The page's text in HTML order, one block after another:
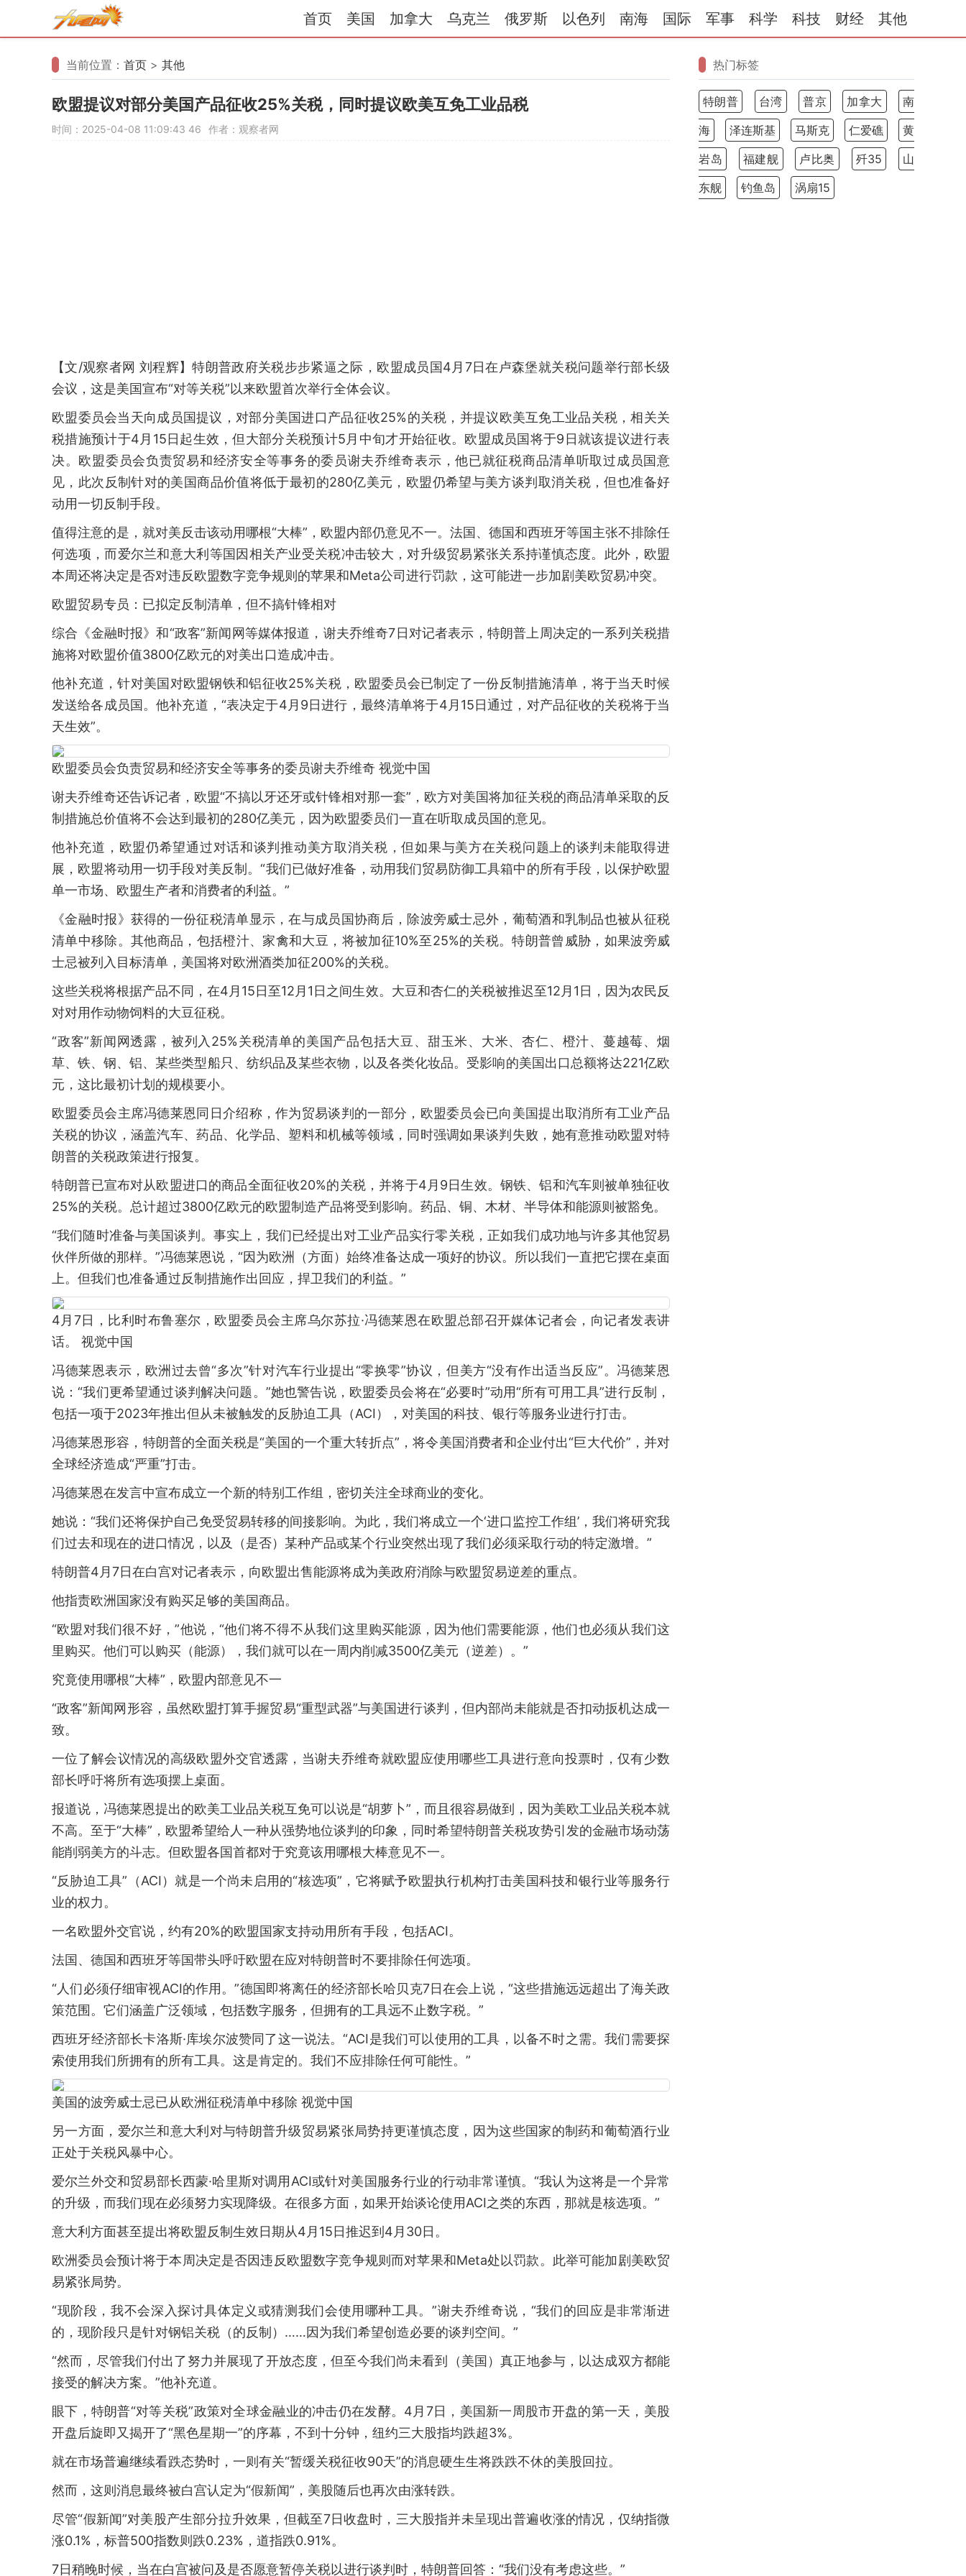
首页 美国 加拿大 乌克兰 俄罗斯 以色列 南海 国际 军事 科学 科技 财经 其他
当前位置： 首页 > 其他
欧盟提议对部分美国产品征收25%关税，同时提议欧美互免工业品税
时间：2025-04-08 11:09:43 46 作者：观察者网
【文/观察者网 刘程辉】特朗普政府关税步步紧逼之际，欧盟成员国4月7日在卢森堡就关税问题举行部长级
会议，这是美国宣布“对等关税”以来欧盟首次举行全体会议。
欧盟委员会当天向成员国提议，对部分美国进口产品征收25%的关税，并提议欧美互免工业品关税，相关关
税措施预计于4月15日起生效，但大部分关税预计5月中旬才开始征收。欧盟成员国将于9日就该提议进行表
决。欧盟委员会负责贸易和经济安全等事务的委员谢夫乔维奇表示，他已就征税商品清单听取过成员国意
见，此次反制针对的美国商品价值将低于最初的280亿美元，欧盟仍希望与美方谈判取消关税，但也准备好
动用一切反制手段。
值得注意的是，就对美反击该动用哪根“大棒”，欧盟内部仍意见不一。法国、德国和西班牙等国主张不排除任
何选项，而爱尔兰和意大利等国因相关产业受关税冲击较大，对升级贸易紧张关系持谨慎态度。此外，欧盟
本周还将决定是否对违反欧盟数字竞争规则的苹果和Meta公司进行罚款，这可能进一步加剧美欧贸易冲突。
欧盟贸易专员：已拟定反制清单，但不搞针锋相对
综合《金融时报》和“政客”新闻网等媒体报道，谢夫乔维奇7日对记者表示，特朗普上周决定的一系列关税措
施将对欧盟价值3800亿欧元的对美出口造成冲击。
他补充道，针对美国对欧盟钢铁和铝征收25%关税，欧盟委员会已制定了一份反制措施清单，将于当天时候
发送给各成员国。他补充道，“表决定于4月9日进行，最终清单将于4月15日通过，对产品征收的关税将于当
天生效”。
欧盟委员会负责贸易和经济安全等事务的委员谢夫乔维奇 视觉中国
谢夫乔维奇还告诉记者，欧盟“不搞以牙还牙或针锋相对那一套”，欧方对美国将加征关税的商品清单采取的反
制措施总价值将不会达到最初的280亿美元，因为欧盟委员们一直在听取成员国的意见。
他补充道，欧盟仍希望通过对话和谈判推动美方取消关税，但如果与美方在关税问题上的谈判未能取得进
展，欧盟将动用一切手段对美反制。“我们已做好准备，动用我们贸易防御工具箱中的所有手段，以保护欧盟
单一市场、欧盟生产者和消费者的利益。”
《金融时报》获得的一份征税清单显示，在与成员国协商后，除波旁威士忌外，葡萄酒和乳制品也被从征税
清单中移除。其他商品，包括橙汁、家禽和大豆，将被加征10%至25%的关税。特朗普曾威胁，如果波旁威
士忌被列入目标清单，美国将对欧洲酒类加征200%的关税。
这些关税将根据产品不同，在4月15日至12月1日之间生效。大豆和杏仁的关税被推迟至12月1日，因为农民反
对对用作动物饲料的大豆征税。
“政客”新闻网透露，被列入25%关税清单的美国产品包括大豆、甜玉米、大米、杏仁、橙汁、蔓越莓、烟
草、铁、钢、铝、某些类型船只、纺织品及某些衣物，以及各类化妆品。受影响的美国出口总额将达221亿欧
元，这比最初计划的规模要小。
欧盟委员会主席冯德莱恩同日介绍称，作为贸易谈判的一部分，欧盟委员会已向美国提出取消所有工业产品
关税的协议，涵盖汽车、药品、化学品、塑料和机械等领域，同时强调如果谈判失败，她有意推动欧盟对特
朗普的关税政策进行报复。
特朗普已宣布对从欧盟进口的商品全面征收20%的关税，并将于4月9日生效。钢铁、铝和汽车则被单独征收
25%的关税。总计超过3800亿欧元的欧盟制造产品将受到影响。药品、铜、木材、半导体和能源则被豁免。
“我们随时准备与美国谈判。事实上，我们已经提出对工业产品实行零关税，正如我们成功地与许多其他贸易
伙伴所做的那样。”冯德莱恩说，“因为欧洲（方面）始终准备达成一项好的协议。所以我们一直把它摆在桌面
上。但我们也准备通过反制措施作出回应，捍卫我们的利益。”
4月7日，比利时布鲁塞尔，欧盟委员会主席乌尔苏拉·冯德莱恩在欧盟总部召开媒体记者会，向记者发表讲
话。 视觉中国
冯德莱恩表示，欧洲过去曾“多次”针对汽车行业提出“零换零”协议，但美方“没有作出适当反应”。冯德莱恩
说：“我们更希望通过谈判解决问题。”她也警告说，欧盟委员会将在“必要时”动用“所有可用工具”进行反制，
包括一项于2023年推出但从未被触发的反胁迫工具（ACI），对美国的科技、银行等服务业进行打击。
冯德莱恩形容，特朗普的全面关税是“美国的一个重大转折点”，将令美国消费者和企业付出“巨大代价”，并对
全球经济造成“严重”打击。
冯德莱恩在发言中宣布成立一个新的特别工作组，密切关注全球商业的变化。
她说：“我们还将保护自己免受贸易转移的间接影响。为此，我们将成立一个‘进口监控工作组’，我们将研究我
们过去和现在的进口情况，以及（是否）某种产品或某个行业突然出现了我们必须采取行动的特定激增。”
特朗普4月7日在白宫对记者表示，向欧盟出售能源将成为美政府消除与欧盟贸易逆差的重点。
他指责欧洲国家没有购买足够的美国商品。
“欧盟对我们很不好，”他说，“他们将不得不从我们这里购买能源，因为他们需要能源，他们也必须从我们这
里购买。他们可以购买（能源），我们就可以在一周内削减3500亿美元（逆差）。”
究竟使用哪根“大棒”，欧盟内部意见不一
“政客”新闻网形容，虽然欧盟打算手握贸易“重型武器”与美国进行谈判，但内部尚未能就是否扣动扳机达成一
致。
一位了解会议情况的高级欧盟外交官透露，当谢夫乔维奇就欧盟应使用哪些工具进行意向投票时，仅有少数
部长呼吁将所有选项摆上桌面。
报道说，冯德莱恩提出的欧美工业品关税互免可以说是“胡萝卜”，而且很容易做到，因为美欧工业品关税本就
不高。至于“大棒”，欧盟希望给人一种从强势地位谈判的印象，同时希望特朗普关税攻势引发的金融市场动荡
能削弱美方的斗志。但欧盟各国首都对于究竟该用哪根大棒意见不一。
“反胁迫工具”（ACI）就是一个尚未启用的“核选项”，它将赋予欧盟执行机构打击美国科技和银行业等服务行
业的权力。
一名欧盟外交官说，约有20%的欧盟国家支持动用所有手段，包括ACI。
法国、德国和西班牙等国带头呼吁欧盟在应对特朗普时不要排除任何选项。
“人们必须仔细审视ACI的作用。”德国即将离任的经济部长哈贝克7日在会上说，“这些措施远远超出了海关政
策范围。它们涵盖广泛领域，包括数字服务，但拥有的工具远不止数字税。”
西班牙经济部长卡洛斯·库埃尔波赞同了这一说法。“ACI是我们可以使用的工具，以备不时之需。我们需要探
索使用我们所拥有的所有工具。这是肯定的。我们不应排除任何可能性。”
美国的波旁威士忌已从欧洲征税清单中移除 视觉中国
另一方面，爱尔兰和意大利对与特朗普升级贸易紧张局势持更谨慎态度，因为这些国家的制药和葡萄酒行业
正处于关税风暴中心。
爱尔兰外交和贸易部长西蒙·哈里斯对调用ACI或针对美国服务行业的行动非常谨慎。“我认为这将是一个异常
的升级，而我们现在必须努力实现降级。在很多方面，如果开始谈论使用ACI之类的东西，那就是核选项。”
意大利方面甚至提出将欧盟反制生效日期从4月15日推迟到4月30日。
欧洲委员会预计将于本周决定是否因违反欧盟数字竞争规则而对苹果和Meta处以罚款。此举可能加剧美欧贸
易紧张局势。
“现阶段，我不会深入探讨具体定义或猜测我们会使用哪种工具。”谢夫乔维奇说，“我们的回应是非常渐进
的，现阶段只是针对钢铝关税（的反制）……因为我们希望创造必要的谈判空间。”
“然而，尽管我们付出了努力并展现了开放态度，但至今我们尚未看到（美国）真正地参与，以达成双方都能
接受的解决方案。”他补充道。
眼下，特朗普“对等关税”政策对全球金融业的冲击仍在发酵。4月7日，美国新一周股市开盘的第一天，美股
开盘后旋即又揭开了“黑色星期一”的序幕，不到十分钟，纽约三大股指均跌超3%。
就在市场普遍继续看跌态势时，一则有关“暂缓关税征收90天”的消息硬生生将跌跌不休的美股回拉。
然而，这则消息最终被白宫认定为“假新闻”，美股随后也再次由涨转跌。
尽管“假新闻”对美股产生部分拉升效果，但截至7日收盘时，三大股指并未呈现出普遍收涨的情况，仅纳指微
涨0.1%，标普500指数则跌0.23%，道指跌0.91%。
7日稍晚时候，当在白宫被问及是否愿意暂停关税以进行谈判时，特朗普回答：“我们没有考虑这些。”
热门标签
特朗普 台湾 普京 加拿大
南
海
泽连斯基 马斯克 仁爱礁
黄
岩岛
福建舰 卢比奥 歼35
山
东舰
钓鱼岛 涡扇15